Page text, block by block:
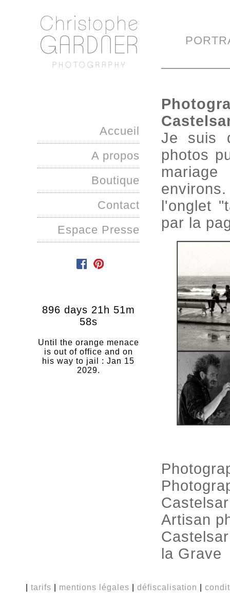
Accueil
A propos
Boutique
Contact
Espace Presse
896 days 21h 51m
57s
Until the orange menace
is out of office and on
his way to jail : Jan 15
2029.
Je suis
photos
l'onglet
par la
Artisan
la Grave
tarifs mentions légales défiscalisation